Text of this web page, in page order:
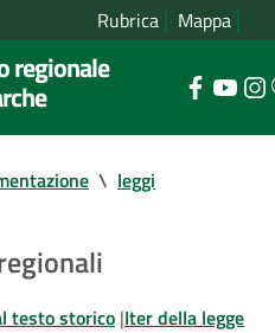
Rubrica Mappa
regionale
\ leggi
testo storico |Iter della legge